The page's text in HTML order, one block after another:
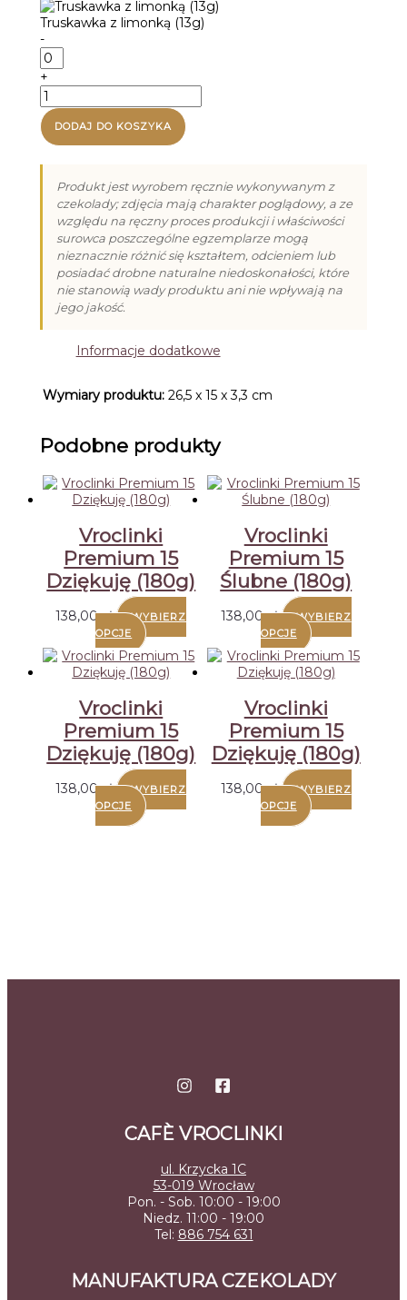
Truskawka z limonką (13g)
-
ilość
Truskawka
z
limonką
(13g)
+
ilość
Praliny
na
Dzień
Dziadka
DODAJ DO KOSZYKA
Produkt jest wyrobem ręcznie wykonywanym z
czekolady; zdjęcia mają charakter poglądowy, a ze
względu na ręczny proces produkcji i właściwości
surowca poszczególne egzemplarze mogą
nieznacznie różnić się kształtem, odcieniem lub
posiadać drobne naturalne niedoskonałości, które
nie stanowią wady produktu ani nie wpływają na
jego jakość.
Informacje dodatkowe
Wymiary produktu: 26,5 x 15 x 3,3 cm
Podobne produkty
Vroclinki
Premium 15
Dziękuję (180g)
138,00zł
WYBIERZ
OPCJE
Vroclinki
Premium 15
Ślubne (180g)
138,00zł
WYBIERZ
OPCJE
Vroclinki
Premium 15
Dziękuję (180g)
138,00zł
WYBIERZ
OPCJE
Vroclinki
Premium 15
Dziękuję (180g)
138,00zł
WYBIERZ
OPCJE
CAFÈ VROCLINKI
ul. Krzycka 1C
53-019 Wrocław
Pon. - Sob. 10:00 - 19:00
Niedz. 11:00 - 19:00
Tel: 886 754 631
MANUFAKTURA CZEKOLADY